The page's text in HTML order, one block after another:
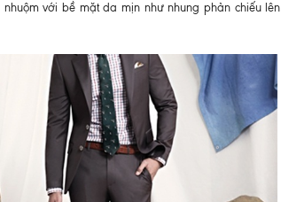
với bề mặt da mịn như nhung phản chiếu